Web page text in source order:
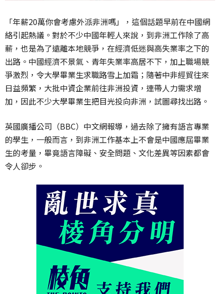
「年薪20萬你會考慮外派非洲嗎」，這個話題早前在中國網
絡引起熱議。對於不少中國年輕人來說，到非洲工作除了高
薪，也是為了遠離本地競爭，在經濟低迷與高失業率之下的
出路。中國經濟不景氣、青年失業率高居不下，加上職場競
爭激烈，令大學畢業生求職路雪上加霜；隨著中非經貿往來
日益頻繁，大批中資企業前往非洲投資，連帶人力需求增
加，因此不少大學畢業生把目光投向非洲，試圖尋找出路。
英國廣播公司（BBC）中文網報導，過去除了擁有語言專業
的學生，一般而言，到非洲工作基本上不會是中國應屆畢業
生的考量，畢竟語言障礙、安全問題、文化差異等因素都會
令人卻步。